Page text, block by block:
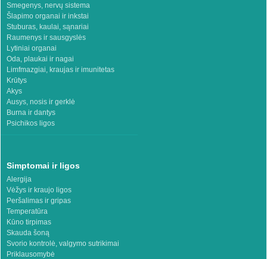
Smegenys, nervų sistema
Šlapimo organai ir inkstai
Stuburas, kaulai, sąnariai
Raumenys ir sausgyslės
Lytiniai organai
Oda, plaukai ir nagai
Limfmazgiai, kraujas ir imunitetas
Krūtys
Akys
Ausys, nosis ir gerklė
Burna ir dantys
Psichikos ligos
Simptomai ir ligos
Alergija
Vėžys ir kraujo ligos
Peršalimas ir gripas
Temperatūra
Kūno tirpimas
Skauda šoną
Svorio kontrolė, valgymo sutrikimai
Priklausomybė